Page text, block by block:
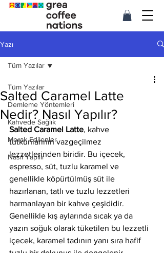
Yazı
Tüm Yazılar
Demleme Yöntemleri
Kahvede Sağlık
Merak Edilenler
Nasıl Yapılır
Tüm Yazılar
Salted Caramel Latte
Nedir? Nasıl Yapılır?
Salted Caramel Latte, kahve
tutkunlarının vazgeçilmez
lezzetlerinden biridir. Bu içecek,
espresso, süt, tuzlu karamel ve
genellikle köpürtülmüş süt ile
hazırlanan, tatlı ve tuzlu lezzetleri
harmanlayan bir kahve çeşididir.
Genellikle kış aylarında sıcak ya da
yazın soğuk olarak tüketilen bu lezzetli
içecek, karamel tadının yanı sıra hafif